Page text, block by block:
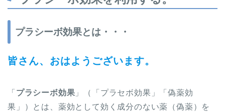
プラシーボ効果とは・・・
皆さん、おはようございます。
「 プラシーボ効果 」（「プラセボ効果」「偽薬効
果」）とは、薬効として効く成分のない薬（偽薬）を